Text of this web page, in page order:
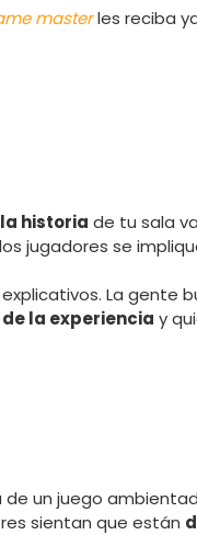
masterles reciba
historia de tu sala
jugadores se
La gente
la experiencia y
de un juego
sientan que están